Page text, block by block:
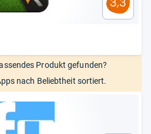
Produkt gefunden?
nach Beliebtheit sortiert.